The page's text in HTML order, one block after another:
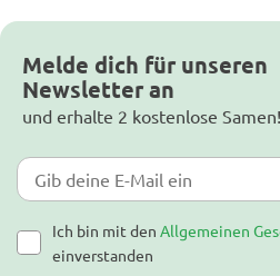
Melde dich für unseren
Newsletter an
und erhalte 2 kostenlose Samen!
Ich bin mit den Allgemeinen
einverstanden